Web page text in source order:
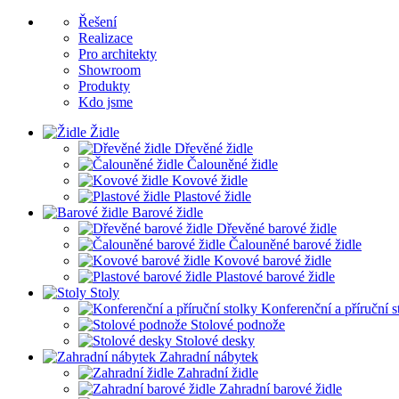
Řešení
Realizace
Pro architekty
Showroom
Produkty
Kdo jsme
Židle
Dřevěné židle
Čalouněné židle
Kovové židle
Plastové židle
Barové židle
Dřevěné barové židle
Čalouněné barové židle
Kovové barové židle
Plastové barové židle
Stoly
Konferenční a příruční
Stolové podnože
Stolové desky
Zahradní nábytek
Zahradní židle
Zahradní barové židle